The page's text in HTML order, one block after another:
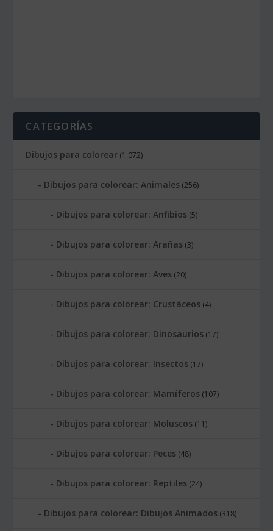
CATEGORÍAS
Dibujos para colorear (1.072)
Dibujos para colorear: Animales (256)
Dibujos para colorear: Anfibios (5)
Dibujos para colorear: Arañas (3)
Dibujos para colorear: Aves (20)
Dibujos para colorear: Crustáceos (4)
Dibujos para colorear: Dinosaurios (17)
Dibujos para colorear: Insectos (17)
Dibujos para colorear: Mamíferos (107)
Dibujos para colorear: Moluscos (11)
Dibujos para colorear: Peces (48)
Dibujos para colorear: Reptiles (24)
Dibujos para colorear: Dibujos Animados (318)